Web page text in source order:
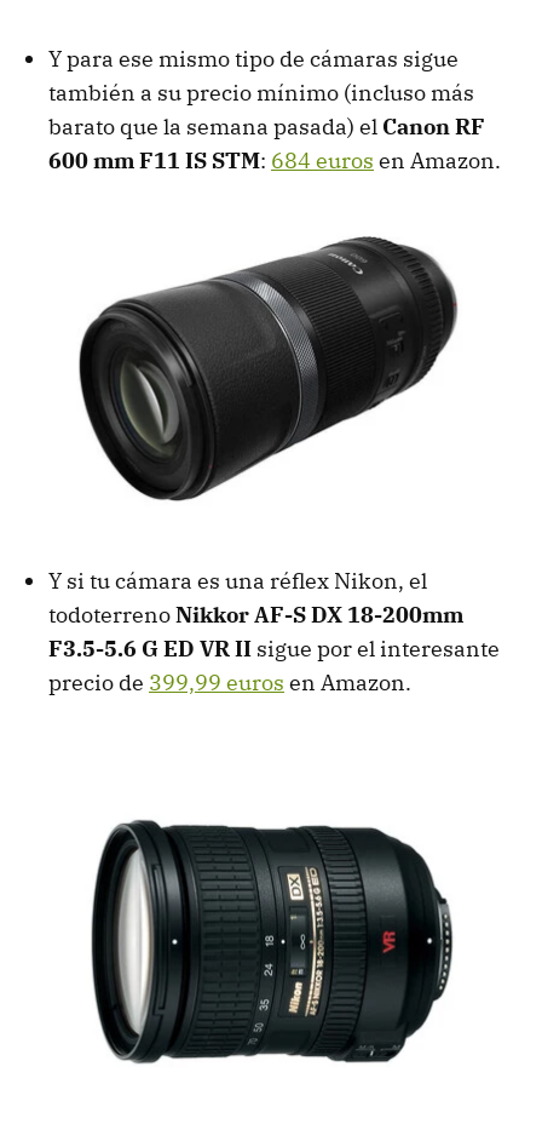
Y para ese mismo tipo de cámaras sigue
también a su precio mínimo (incluso más
barato que la semana pasada) el Canon RF
600 mm F11 IS STM: 684 euros en Amazon.
Y si tu cámara es una réflex Nikon, el
todoterrenoNikkor AF-S DX 18-200mm
F3.5-5.6 G ED VR II sigue por el interesante
precio de 399,99 euros en Amazon.